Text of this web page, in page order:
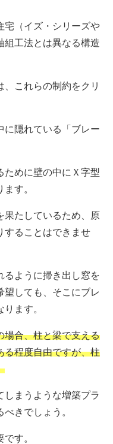
宅（イズ・シリーズや
組工法とは異なる構造
これらの制約をクリ
に隠れている「ブレー
ために壁の中にＸ字型
す。
果たしているため、原
することはできませ
るように掃き出し窓を
望しても、そこにブレ
ます。
場合、柱と梁で支える
る程度自由ですが、柱
しまうような増築プラ
きでしょう。
す。